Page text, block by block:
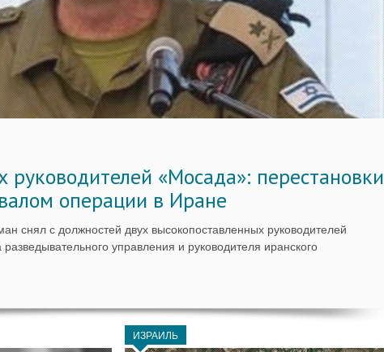
руководителей «Мосада»: перестановки
операции в Иране
снял с должностей двух высокопоставленных руководителей
управления и руководителя иранского
ИЗРАИЛЬ